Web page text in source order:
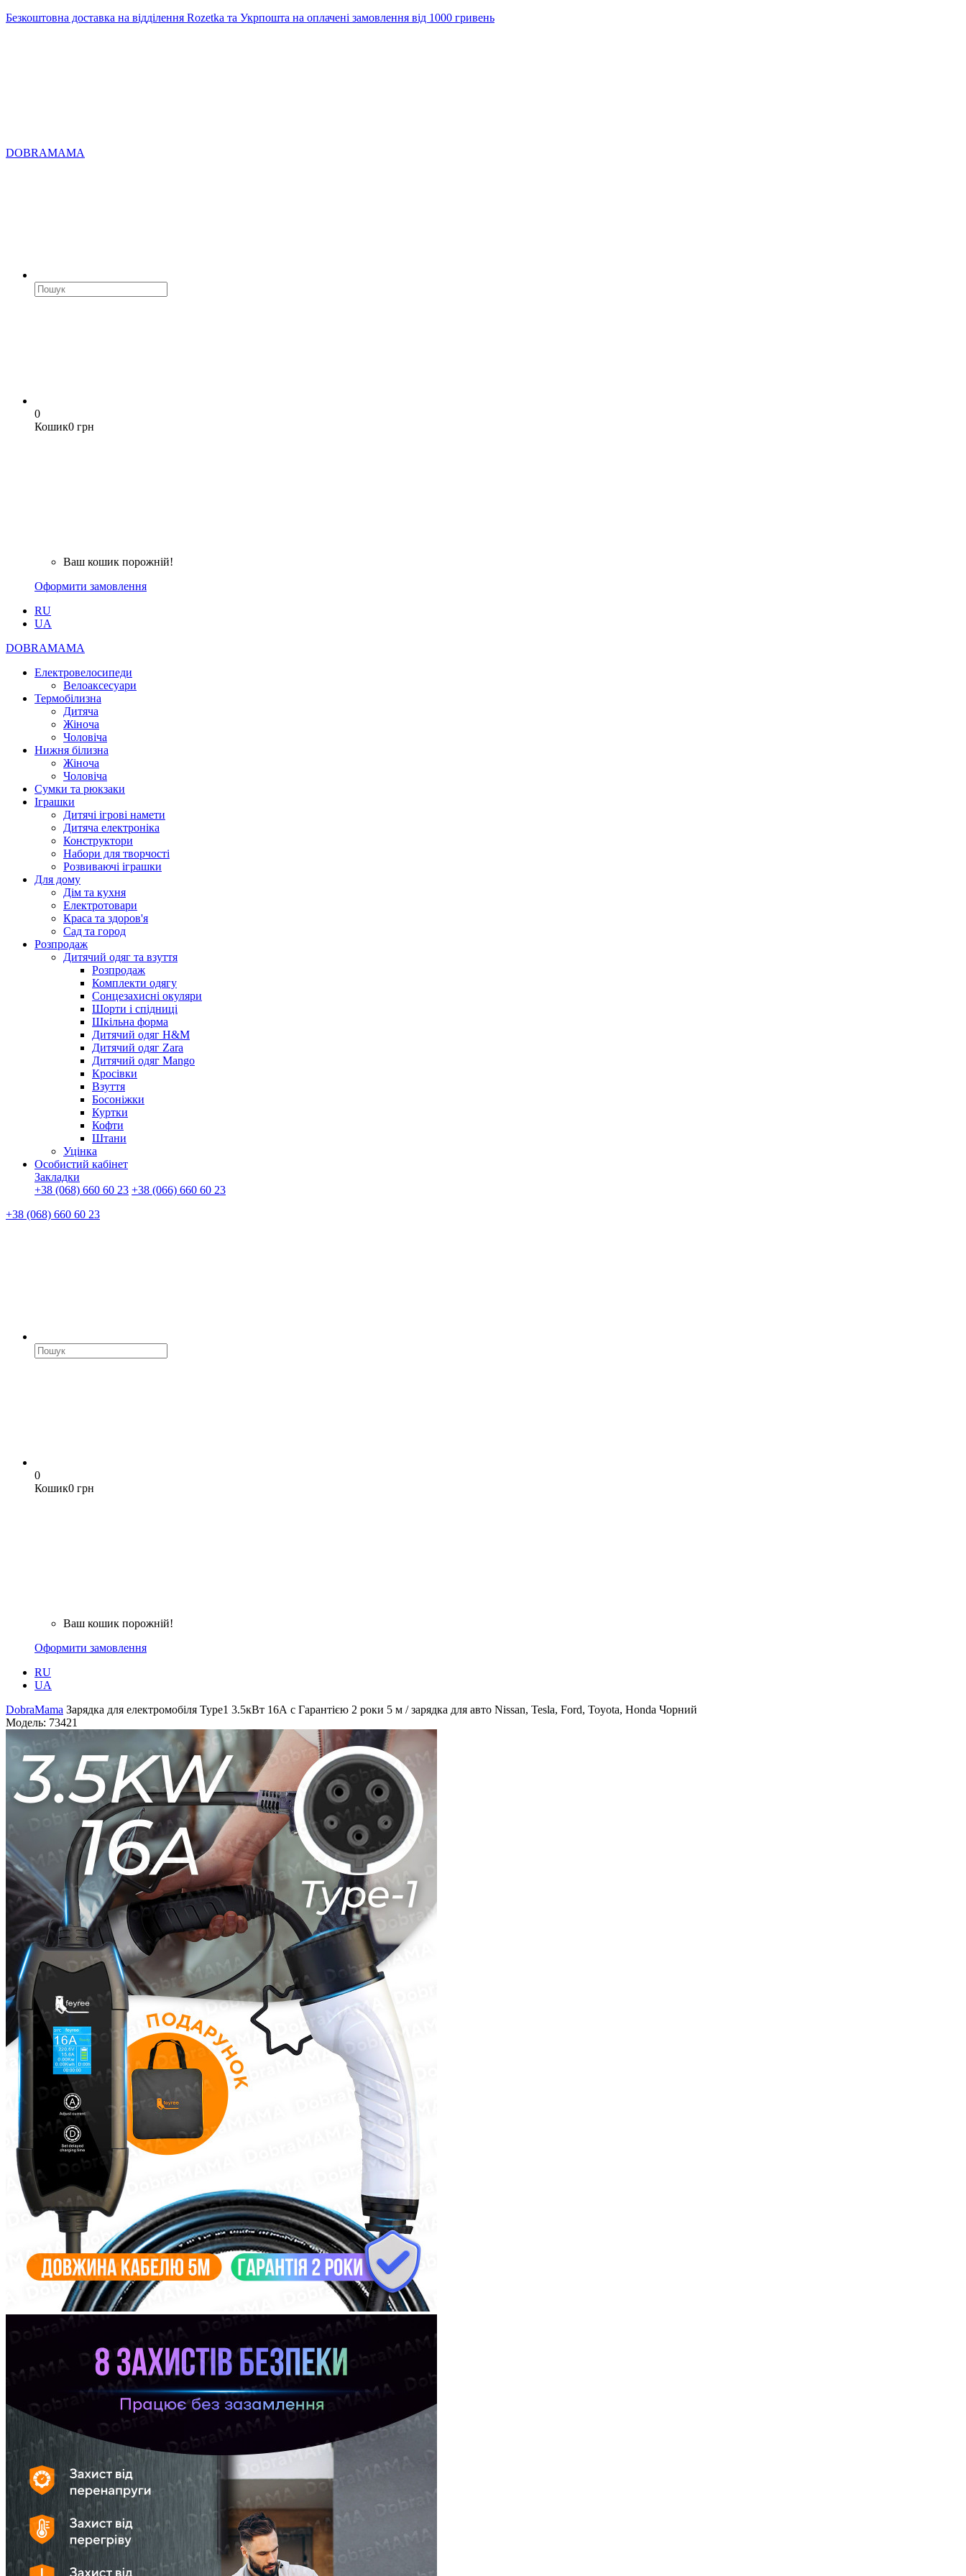
Безкоштовна доставка на відділення Rozetka та Укрпошта на оплачені замовлення від 1000 гривень
DOBRAMAMA
0
Кошик0 грн
Ваш кошик порожній!
Оформити замовлення
RU
UA
DOBRAMAMA
Електровелосипеди
Велоаксесуари
Термобілизна
Дитяча
Жіноча
Чоловіча
Нижня білизна
Жіноча
Чоловіча
Сумки та рюкзаки
Іграшки
Дитячі ігрові намети
Дитяча електроніка
Конструктори
Набори для творчості
Розвиваючі іграшки
Для дому
Дім та кухня
Електротовари
Краса та здоров'я
Сад та город
Розпродаж
Дитячий одяг та взуття
Розпродаж
Комплекти одягу
Сонцезахисні окуляри
Шорти і спідниці
Шкільна форма
Дитячий одяг H&M
Дитячий одяг Zara
Дитячий одяг Mango
Кросівки
Взуття
Босоніжки
Куртки
Кофти
Штани
Уцінка
Особистий кабінет
Закладки
+38 (068) 660 60 23 +38 (066) 660 60 23
+38 (068) 660 60 23
0
Кошик0 грн
Ваш кошик порожній!
Оформити замовлення
RU
UA
DobraMama Зарядка для електромобіля Type1 3.5кВт 16А с Гарантією 2 роки 5 м / зарядка для авто Nissan, Tesla, Ford, Toyota, Honda Чорний
Модель: 73421